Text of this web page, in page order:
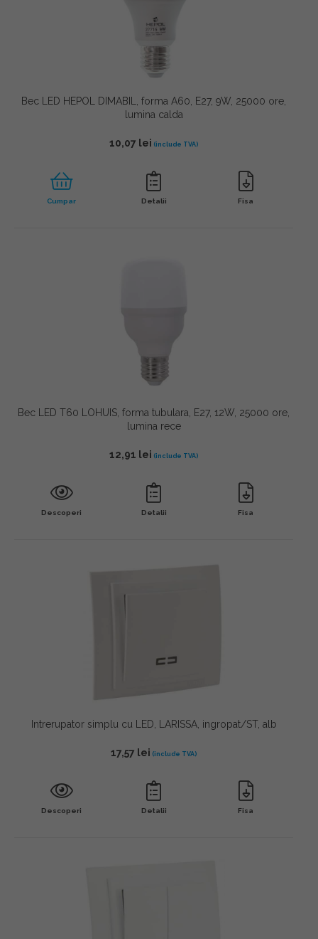
Bec LED HEPOL DIMABIL, forma A60, E27, 9W, 25000 ore,
lumina calda
10,07 lei
Cumpar Detalii Fisa
Bec LED T60 LOHUIS, forma tubulara, E27, 12W, 25000 ore,
lumina rece
12,91 lei
Descoperi Detalii Fisa
Intrerupator simplu cu LED, LARISSA, ingropat/ST, alb
17,57 lei
Descoperi Detalii Fisa